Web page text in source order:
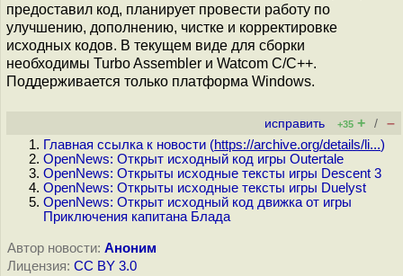
предоставил код, планирует провести работу по
улучшению, дополнению, чистке и корректировке
исходных кодов. В текущем виде для сборки
необходимы Turbo Assembler и Watcom C/C++.
Поддерживается только платформа Windows.
исправить +35 + / –
Главная ссылка к новости (https://archive.org/details/li...)
OpenNews: Открыт исходный код игры Outertale
OpenNews: Открыты исходные тексты игры Descent 3
OpenNews: Открыты исходные тексты игры Duelyst
OpenNews: Открыт исходный код движка от игры
Приключения капитана Блада
Автор новости: Аноним
Лицензия: CC BY 3.0